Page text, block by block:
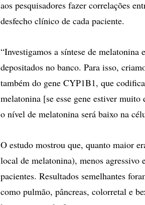
aos pesquisadores fazer correlações
desfecho clínico de cada paciente.
“Investigamos a síntese de
depositados no banco. Para isso,
também do gene CYP1B1, que
melatonina [se esse gene estiver
o nível de melatonina será baixo na
O estudo mostrou que, quanto maior
local de melatonina), menos
pacientes. Resultados semelhantes
como pulmão, pâncreas, colorretal e